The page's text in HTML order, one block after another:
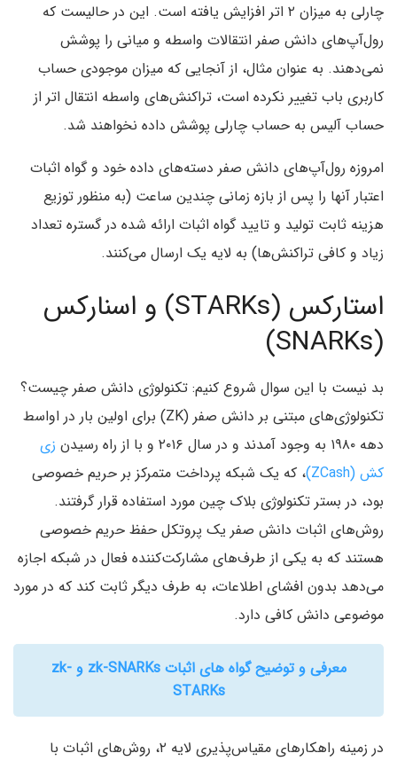
چارلی به میزان ۲ اتر افزایش یافته است‌. این در حالیست که
رول‌آپ‌های دانش صفر انتقالات واسطه و میانی را پوشش
نمی‌دهند. به عنوان مثال‌، از آنجایی که میزان موجودی حساب
کاربری باب تغییر نکرده است‌، تراکنش‌های واسطه انتقال اتر از
حساب آلیس به حساب چارلی پوشش داده نخواهند شد.
امروزه رول‌آپ‌های دانش صفر دسته‌های داده خود و گواه اثبات
اعتبار آنها را پس از بازه زمانی چندین ساعت (به منظور توزیع
هزینه ثابت تولید و تایید گواه اثبات ارائه شده در گستره تعداد
زیاد و کافی تراکنش‌ها‌) به لایه یک ارسال می‌کنند.
استارکس (STARKs‌) و اسنارکس
(SNARKs‌)
بد نیست با این سوال شروع کنیم: تکنولوژی دانش صفر چیست؟
تکنولوژی‌های مبتنی بر دانش صفر (ZK‌) برای اولین بار در اواسط
دهه ۱۹۸۰ به وجود آمدند و در سال ۲۰۱۶ و با از راه رسیدن
زی
کش (ZCash‌)‌
، که یک شبکه پرداخت متمرکز بر حریم خصوصی
بود‌، در بستر تکنولوژی بلاک چین مورد استفاده قرار گرفتند.
روش‌های اثبات دانش صفر یک پروتکل حفظ حریم خصوصی
هستند که به یکی از طرف‌های مشارکت‌کننده فعال در شبکه اجازه
می‌دهد بدون افشای اطلاعات‌، به طرف دیگر ثابت کند که در مورد
موضوعی دانش کافی دارد.
معرفی و توضیح گواه های اثبات zk-SNARKs و zk-
STARKs
در زمینه راهکار‌های مقیاس‌پذیری لایه ۲‌، روش‌های اثبات با